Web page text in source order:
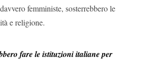
femministe, sosterrebbero le
e religione.
fare le istituzioni italiane per